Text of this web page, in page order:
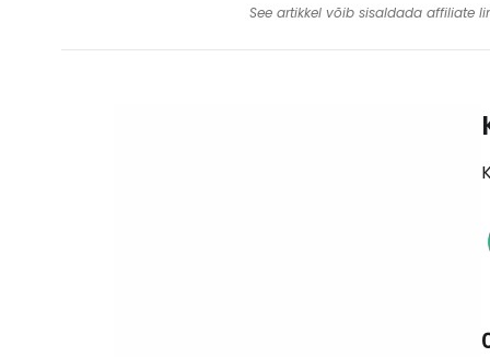
See artikkel võib sisaldada affiliate